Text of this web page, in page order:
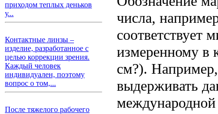
приходом теплых деньков
у...
Контактные линзы –
изделие, разработанное с
целью коррекции зрения.
Каждый человек
индивидуален, поэтому
вопрос о том,...
После тяжелого рабочего
числа,
измеренному в
см?).
выдерживать
международной